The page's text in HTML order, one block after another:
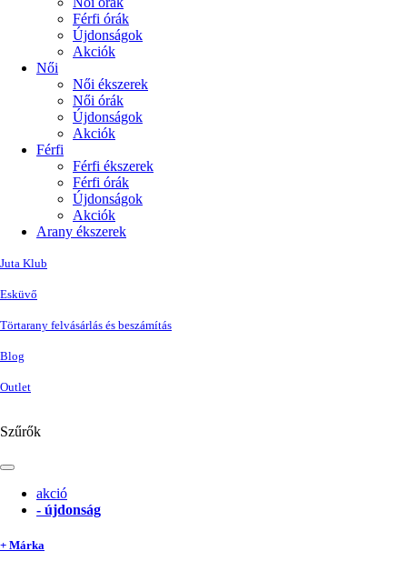
Férfi órák
Újdonságok
Akciók
Női
Női ékszerek
Női órák
Újdonságok
Akciók
Férfi
Férfi ékszerek
Férfi órák
Újdonságok
Akciók
Arany ékszerek
Juta Klub
Esküvő
Törtarany felvásárlás és beszámítás
Blog
Outlet
Szűrők
akció
- újdonság
+ Márka